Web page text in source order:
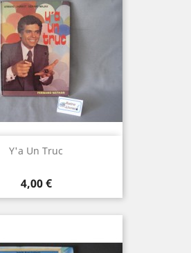
Y'a Un Truc
Prix
4,00 €